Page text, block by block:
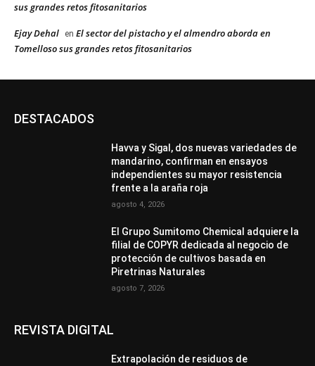
sus grandes retos fitosanitarios
Ejay Dehal en El sector del pistacho y el almendro aborda en
Tomelloso sus grandes retos fitosanitarios
DESTACADOS
Havva y Sigal, dos nuevas variedades de
mandarino, confirman en ensayos
independientes su mayor resistencia
frente a la araña roja
agosto 4, 2026
El Grupo Sumitomo Chemical adquiere la
filial de COPYR dedicada al negocio de
protección de cultivos basada en
Piretrinas Naturales
agosto 7, 2026
REVISTA DIGITAL
Extrapolación de residuos de